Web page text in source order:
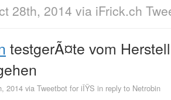
28th, 2014 via iFrick.ch
testgerÃ¤te vom
2014 via Tweetbot for iÎŸS in reply to Netrobin